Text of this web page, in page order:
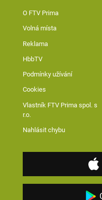
O FTV Prima
Volná místa
Reklama
HbbTV
Podmínky užívání
Cookies
Vlastník FTV Prima spol. s
r.o.
Nahlásit chybu